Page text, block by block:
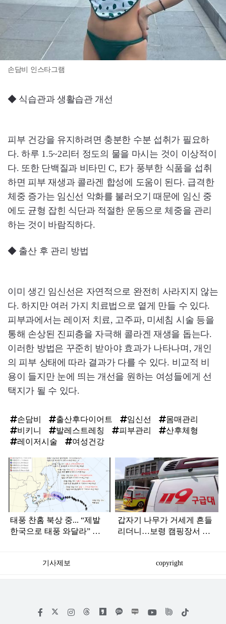
손담비 인스타그램
◆ 식습관과 생활습관 개선
피부 건강을 유지하려면 충분한 수분 섭취가 필요하
다. 하루 1.5~2리터 정도의 물을 마시는 것이 이상적이
다. 또한 단백질과 비타민 C, E가 풍부한 식품을 섭취
하면 피부 재생과 콜라겐 합성에 도움이 된다. 급격한
체중 증가는 임신선 악화를 불러오기 때문에 임신 중
에도 균형 잡힌 식단과 적절한 운동으로 체중을 관리
하는 것이 바람직하다.
◆ 출산 후 관리 방법
이미 생긴 임신선은 자연적으로 완전히 사라지지 않는
다. 하지만 여러 가지 치료법으로 옅게 만들 수 있다.
피부과에서는 레이저 치료, 고주파, 미세침 시술 등을
통해 손상된 진피층을 자극해 콜라겐 재생을 돕는다.
이러한 방법은 꾸준히 받아야 효과가 나타나며, 개인
의 피부 상태에 따라 결과가 다를 수 있다. 비교적 비
용이 들지만 눈에 띄는 개선을 원하는 여성들에게 선
택지가 될 수 있다.
손담비 출산후다이어트 임신선
몸매관리
비키니
발레스트레칭 피부관리
산후체형
레이저시술
여성건강
탑
라
인
태풍 찬홈 북상 중... “제발
한국으로 태풍 와달라” 말
갑자기 나무가 거세게 흔들
리더니…보령 캠핑장서 일
기사제보 copyright
페
인
위
틱